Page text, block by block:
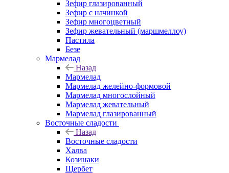
Зефир глазированный
Зефир с начинкой
Зефир многоцветный
Зефир жевательный (маршмеллоу)
Пастила
Безе
Мармелад
Назад
Мармелад
Мармелад желейно-формовой
Мармелад многослойный
Мармелад жевательный
Мармелад глазированный
Восточные сладости
Назад
Восточные сладости
Халва
Козинаки
Щербет